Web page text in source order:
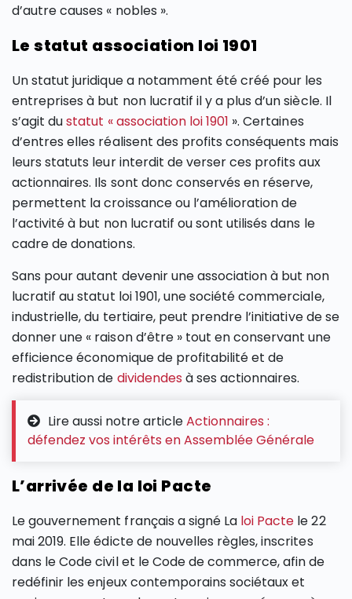
d’autre causes « nobles ».
Le statut association loi 1901
Un statut juridique a notamment été créé pour les
entreprises à but non lucratif il y a plus d’un siècle. Il
s’agit dustatut « association loi 1901 ». Certaines
d’entres elles réalisent des profits conséquents mais
leurs statuts leur interdit de verser ces profits aux
actionnaires. Ils sont donc conservés en réserve,
permettent la croissance ou l’amélioration de
l’activité à but non lucratif ou sont utilisés dans le
cadre de donations.
Sans pour autant devenir une association à but non
lucratif au statut loi 1901, une société commerciale,
industrielle, du tertiaire, peut prendre l’initiative de se
donner une « raison d’être » tout en conservant une
efficience économique de profitabilité et de
redistribution de dividendes à ses actionnaires.
Lire aussi notre articleActionnaires :
défendez vos intérêts en Assemblée Générale
L’arrivée de la loi Pacte
Le gouvernement français a signé La loi Pacte le 22
mai 2019. Elle édicte de nouvelles règles, inscrites
dans le Code civil et le Code de commerce, afin de
redéfinir les enjeux contemporains sociétaux et